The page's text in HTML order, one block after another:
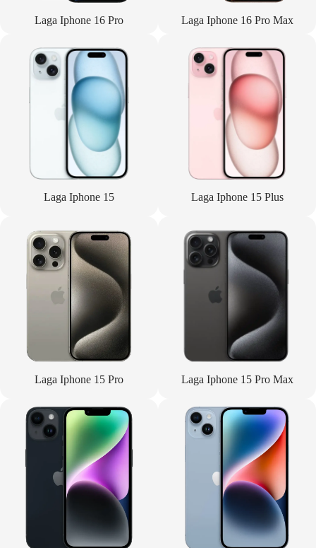
Laga Iphone 16 Pro Laga Iphone 16 Pro Max
Laga Iphone 15 Laga Iphone 15 Plus
Laga Iphone 15 Pro Laga Iphone 15 Pro Max